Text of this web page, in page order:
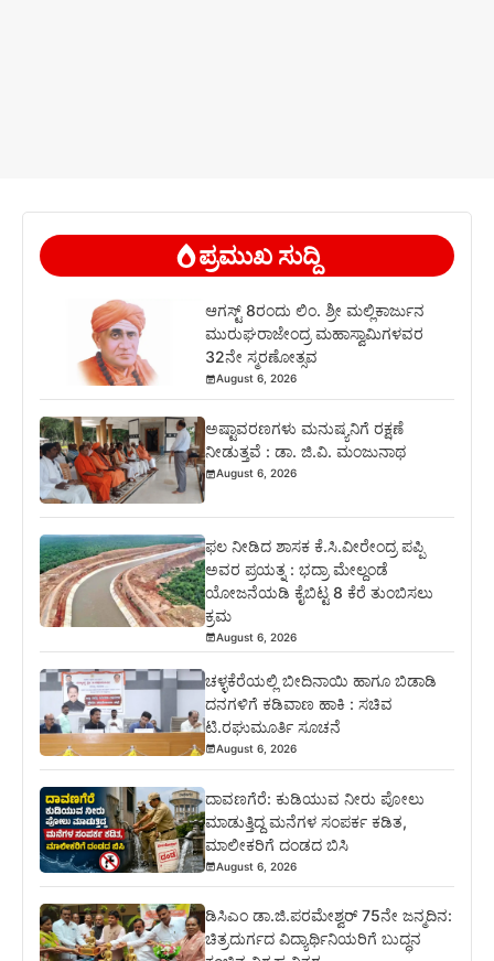
ಪ್ರಮುಖ ಸುದ್ದಿ
ಆಗಸ್ಟ್ 8ರಂದು ಲಿಂ. ಶ್ರೀ ಮಲ್ಲಿಕಾರ್ಜುನ
ಮುರುಘರಾಜೇಂದ್ರ ಮಹಾಸ್ವಾಮಿಗಳವರ
32ನೇ ಸ್ಮರಣೋತ್ಸವ
August 6, 2026
ಅಷ್ಟಾವರಣಗಳು ಮನುಷ್ಯನಿಗೆ ರಕ್ಷಣೆ
ನೀಡುತ್ತವೆ : ಡಾ. ಜಿ.ವಿ. ಮಂಜುನಾಥ
August 6, 2026
ಫಲ ನೀಡಿದ ಶಾಸಕ ಕೆ.ಸಿ.ವೀರೇಂದ್ರ ಪಪ್ಪಿ
ಅವರ ಪ್ರಯತ್ನ : ಭದ್ರಾ ಮೇಲ್ದಂಡೆ
ಯೋಜನೆಯಡಿ ಕೈಬಿಟ್ಟ 8 ಕೆರೆ ತುಂಬಿಸಲು
ಕ್ರಮ
August 6, 2026
ಚಳ್ಳಕೆರೆಯಲ್ಲಿ ಬೀದಿನಾಯಿ ಹಾಗೂ ಬಿಡಾಡಿ
ದನಗಳಿಗೆ ಕಡಿವಾಣ ಹಾಕಿ : ಸಚಿವ
ಟಿ.ರಘುಮೂರ್ತಿ ಸೂಚನೆ
August 6, 2026
ದಾವಣಗೆರೆ: ಕುಡಿಯುವ ನೀರು ಪೋಲು
ಮಾಡುತ್ತಿದ್ದ ಮನೆಗಳ ಸಂಪರ್ಕ ಕಡಿತ,
ಮಾಲೀಕರಿಗೆ ದಂಡದ ಬಿಸಿ
August 6, 2026
ಡಿಸಿಎಂ ಡಾ.ಜಿ.ಪರಮೇಶ್ವರ್ 75ನೇ ಜನ್ಮದಿನ:
ಚಿತ್ರದುರ್ಗದ ವಿದ್ಯಾರ್ಥಿನಿಯರಿಗೆ ಬುದ್ಧನ